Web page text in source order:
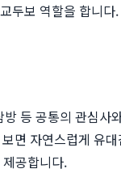
두보 역할을 합니다.
등 공통의 관심사
면 자연스럽게 유
공합니다.